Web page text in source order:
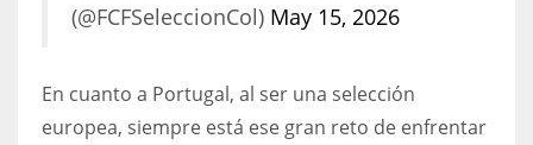
(@FCFSeleccionCol) May 15, 2026
En cuanto a Portugal, al ser una selección
europea, siempre está ese gran reto de enfrentar